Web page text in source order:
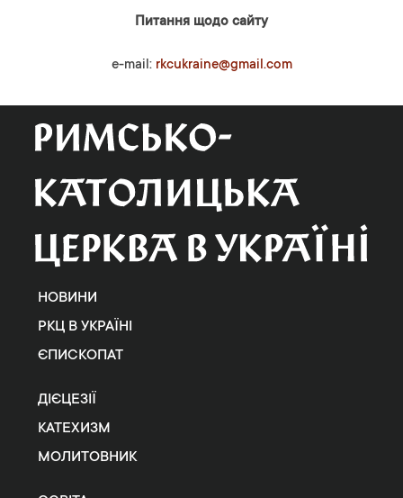
Питання щодо сайту
e-mail: rkcukraine@gmail.com
НОВИНИ
РКЦ В УКРАЇНІ
ЄПИСКОПАТ
ДІЄЦЕЗІЇ
КАТЕХИЗМ
МОЛИТОВНИК